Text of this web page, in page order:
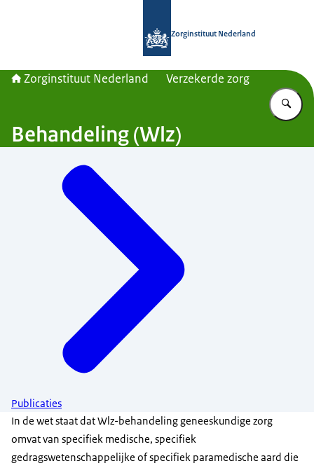
Zorginstituut Nederland
Zorginstituut Nederland Verzekerde zorg
Behandeling (Wlz)
Publicaties
In de wet staat dat Wlz-behandeling geneeskundige zorg
omvat van specifiek medische, specifiek
gedragswetenschappelijke of specifiek paramedische aard die